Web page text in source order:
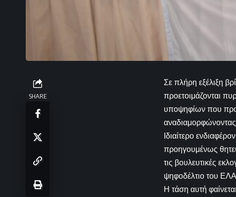
SHARE
Σε πλήρη εξέλιξη
προετοιμάζονται
υποψηφίων που
Ιδιαίτερο
προηγουμένως
τις βουλευτικές
ψηφοδέλτιο του
Η τάση αυτή